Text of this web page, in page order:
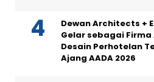
Dewan Architects +
Gelar sebagai
Desain Perhotelan
Ajang AADA 2026